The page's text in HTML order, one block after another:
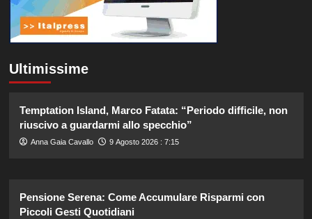
Ultimissime
Temptation Island, Marco Fatata: “Periodo difficile, non
riuscivo a guardarmi allo specchio”
Anna Gaia Cavallo 9 Agosto 2026 : 7:15
Pensione Serena: Come Accumulare Risparmi con
Piccoli Gesti Quotidiani